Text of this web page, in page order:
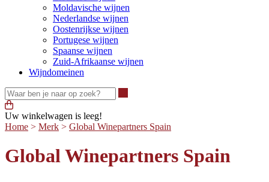
Moldavische wijnen
Nederlandse wijnen
Oostenrijkse wijnen
Portugese wijnen
Spaanse wijnen
Zuid-Afrikaanse wijnen
Wijndomeinen
Uw winkelwagen is leeg!
Home > Merk > Global Winepartners Spain
Global Winepartners Spain